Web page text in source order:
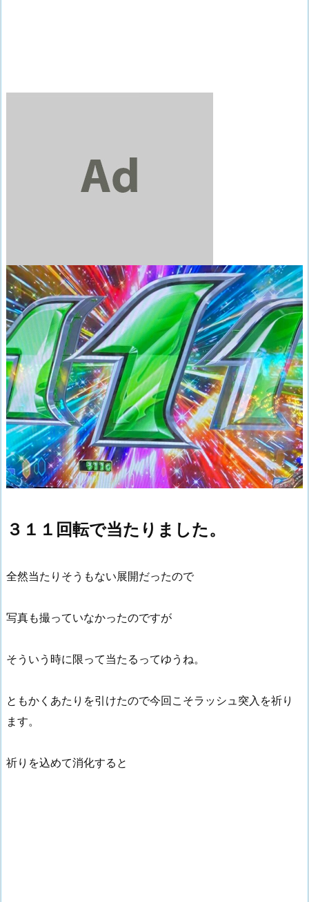
３１１回転で当たりました。
全然当たりそうもない展開だったので
写真も撮っていなかったのですが
そういう時に限って当たるってゆうね。
ともかくあたりを引けたので今回こそラッシュ突入を祈り
ます。
祈りを込めて消化すると